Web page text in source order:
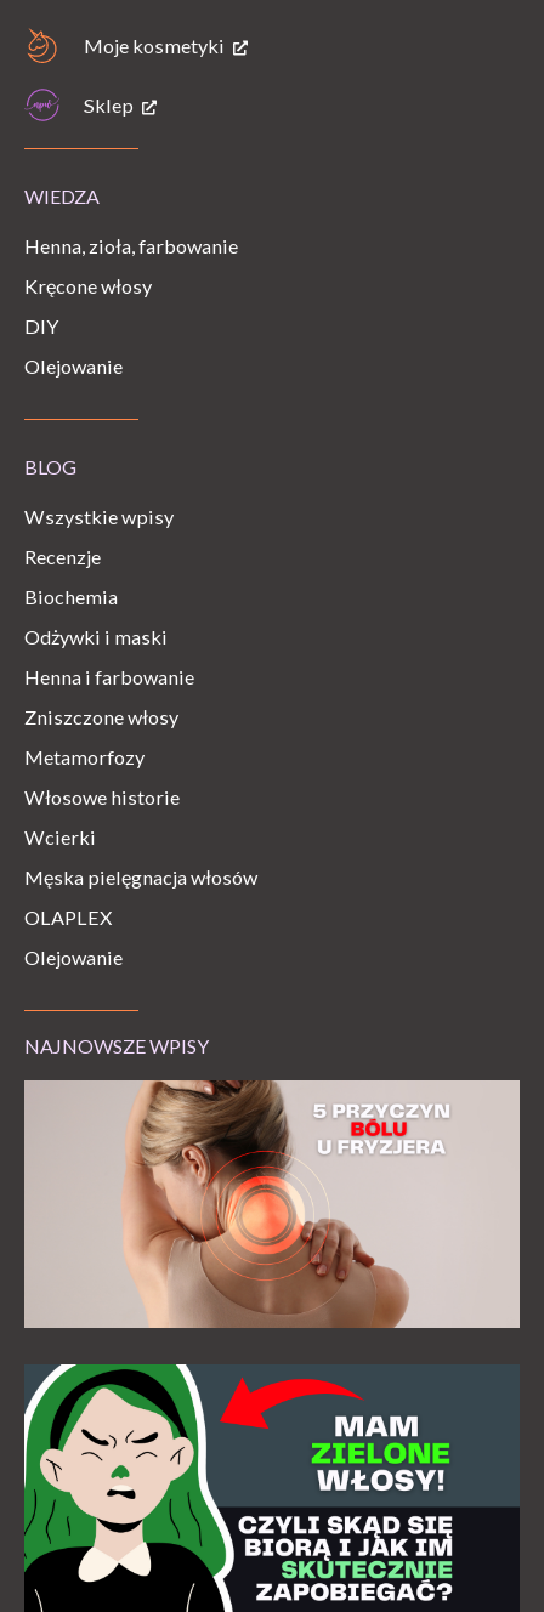
Moje kosmetyki
Sklep
WIEDZA
Henna, zioła, farbowanie
Kręcone włosy
DIY
Olejowanie
BLOG
Wszystkie wpisy
Recenzje
Biochemia
Odżywki i maski
Henna i farbowanie
Zniszczone włosy
Metamorfozy
Włosowe historie
Wcierki
Męska pielęgnacja włosów
OLAPLEX
Olejowanie
NAJNOWSZE WPISY